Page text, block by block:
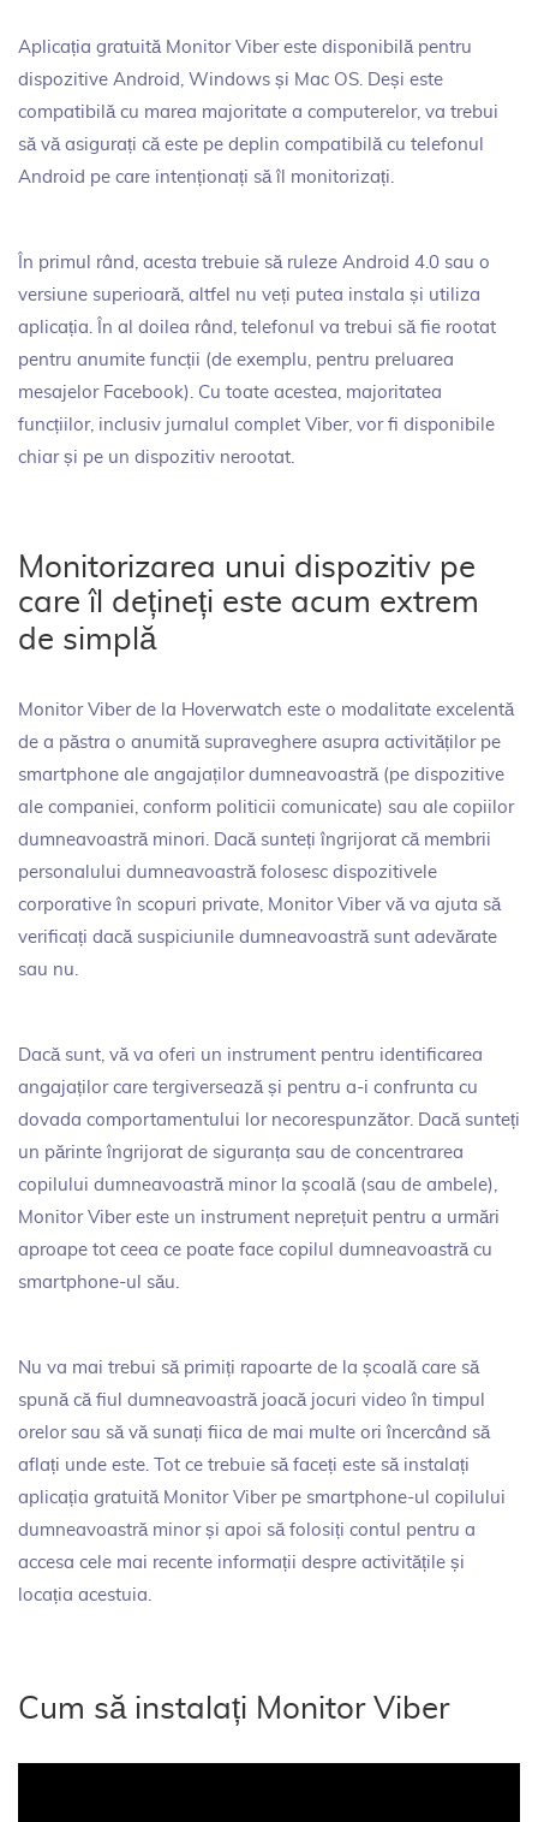
Aplicația gratuită Monitor Viber este disponibilă pentru
dispozitive Android, Windows și Mac OS. Deși este
compatibilă cu marea majoritate a computerelor, va trebui
să vă asigurați că este pe deplin compatibilă cu telefonul
Android pe care intenționați să îl monitorizați.
În primul rând, acesta trebuie să ruleze Android 4.0 sau o
versiune superioară, altfel nu veți putea instala și utiliza
aplicația. În al doilea rând, telefonul va trebui să fie rootat
pentru anumite funcții (de exemplu, pentru preluarea
mesajelor Facebook). Cu toate acestea, majoritatea
funcțiilor, inclusiv jurnalul complet Viber, vor fi disponibile
chiar și pe un dispozitiv nerootat.
Monitorizarea unui dispozitiv pe
care îl dețineți este acum extrem
de simplă
Monitor Viber de la Hoverwatch este o modalitate excelentă
de a păstra o anumită supraveghere asupra activităților pe
smartphone ale angajaților dumneavoastră (pe dispozitive
ale companiei, conform politicii comunicate) sau ale copiilor
dumneavoastră minori. Dacă sunteți îngrijorat că membrii
personalului dumneavoastră folosesc dispozitivele
corporative în scopuri private, Monitor Viber vă va ajuta să
verificați dacă suspiciunile dumneavoastră sunt adevărate
sau nu.
Dacă sunt, vă va oferi un instrument pentru identificarea
angajaților care tergiversează și pentru a-i confrunta cu
dovada comportamentului lor necorespunzător. Dacă sunteți
un părinte îngrijorat de siguranța sau de concentrarea
copilului dumneavoastră minor la școală (sau de ambele),
Monitor Viber este un instrument neprețuit pentru a urmări
aproape tot ceea ce poate face copilul dumneavoastră cu
smartphone-ul său.
Nu va mai trebui să primiți rapoarte de la școală care să
spună că fiul dumneavoastră joacă jocuri video în timpul
orelor sau să vă sunați fiica de mai multe ori încercând să
aflați unde este. Tot ce trebuie să faceți este să instalați
aplicația gratuită Monitor Viber pe smartphone-ul copilului
dumneavoastră minor și apoi să folosiți contul pentru a
accesa cele mai recente informații despre activitățile și
locația acestuia.
Cum să instalați Monitor Viber